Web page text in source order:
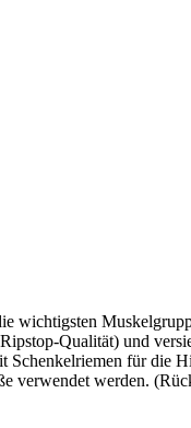
wichtigsten
Qualität) und
Schenkelriemen für die
verwendet werden.